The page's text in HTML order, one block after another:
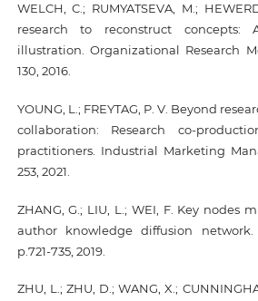
WELCH, C.; RUMYATSEVA, M.;
research to reconstruct concepts:
illustration. Organizational Research
130, 2016.
YOUNG, L.; FREYTAG, P. V. Beyond
collaboration: Research co-
practitioners. Industrial Marketing
253, 2021.
ZHANG, G.; LIU, L.; WEI, F. Key nodes
author knowledge diffusion network.
p.721-735, 2019.
ZHU, L.; ZHU, D.; WANG, X.;